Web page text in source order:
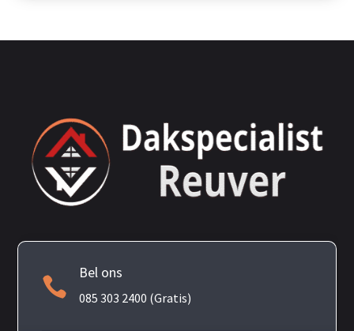

Bel ons
085 303 2400 (Gratis)